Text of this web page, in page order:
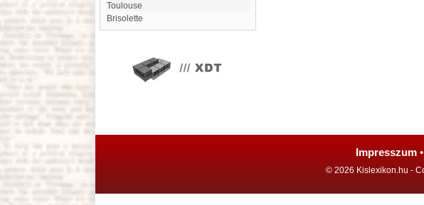
Toulouse
Brisolette
Impresszum •
© 2026 Kislexikon.hu -